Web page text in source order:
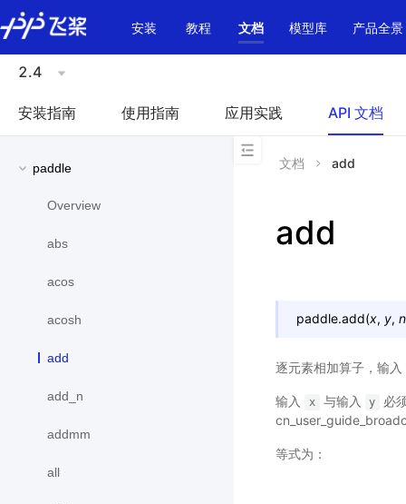
\u200E
安装
教程 文档 模型库 产品全景
2.4
安装指南 使用指南 应用实践 API 文档
paddle
Overview
abs
acos
acosh
add
add_n
addmm
all
文档 add
add
paddle.add(x, y,
逐元素相加算子，输入
输入 x 与输入 y
必
等式为：